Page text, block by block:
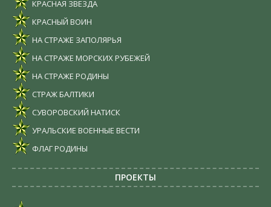
КРАСНАЯ ЗВЕЗДА
КРАСНЫЙ ВОИН
НА СТРАЖЕ ЗАПОЛЯРЬЯ
НА СТРАЖЕ МОРСКИХ РУБЕЖЕЙ
НА СТРАЖЕ РОДИНЫ
СТРАЖ БАЛТИКИ
СУВОРОВСКИЙ НАТИСК
УРАЛЬСКИЕ ВОЕННЫЕ ВЕСТИ
ФЛАГ РОДИНЫ
ПРОЕКТЫ